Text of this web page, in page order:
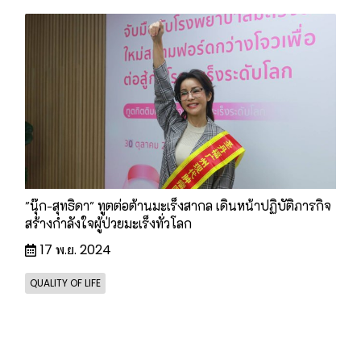
"นุ๊ก-สุทธิดา" ทูตต่อต้านมะเร็งสากล เดินหน้าปฏิบัติภารกิจ
สร้างกำลังใจผู้ป่วยมะเร็งทั่วโลก
17 พ.ย. 2024
QUALITY OF LIFE